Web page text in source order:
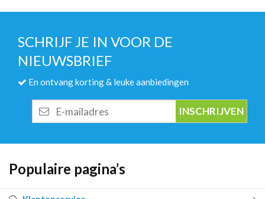
SCHRIJF JE IN VOOR DE
NIEUWSBRIEF
En ontvang korting & leuke aanbiedingen
mailadres
Populaire pagina’s